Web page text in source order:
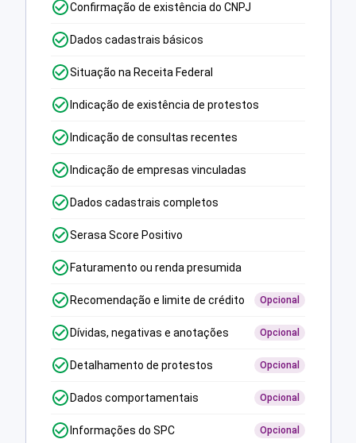
Confirmação de existência do CNPJ
Dados cadastrais básicos
Situação na Receita Federal
Indicação de existência de protestos
Indicação de consultas recentes
Indicação de empresas vinculadas
Dados cadastrais completos
Serasa Score Positivo
Faturamento ou renda presumida
Recomendação e limite de crédito Opcional
Dívidas, negativas e anotações Opcional
Detalhamento de protestos Opcional
Dados comportamentais Opcional
Informações do SPC Opcional